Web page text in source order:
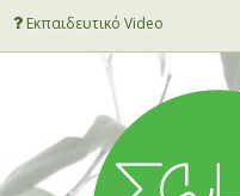
Εκπαιδευτικό Video